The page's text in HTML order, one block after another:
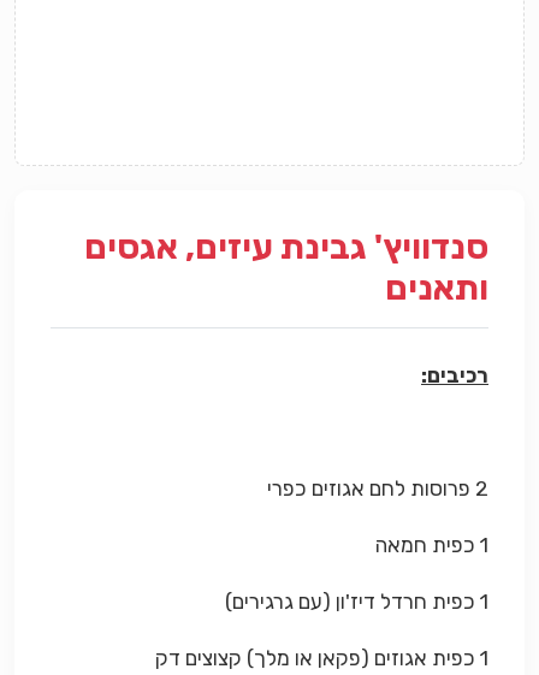
סנדוויץ' גבינת עיזים, אגסים
ותאנים
רכיבים:
2 פרוסות לחם אגוזים כפרי
1 כפית חמאה
1 כפית חרדל דיז'ון (עם גרגירים)
1 כפית אגוזים (פקאן או מלך) קצוצים דק